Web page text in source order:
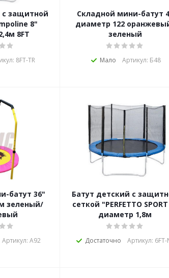
с защитной
8"
8FT
8FT-TR
Складной мини-батут
диаметр 122
зеленый
Мало Артикул: Б48
батут 36"
зеленый/
Артикул: А92
Батут детский с
сеткой "PERFETTO
диаметр 1,8м
Достаточно Артикул: 6FT-